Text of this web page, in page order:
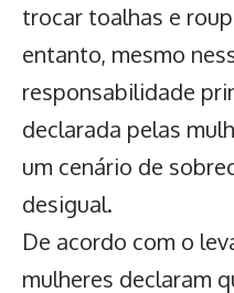
trocar toalhas e
entanto, mesmo
responsabilidade
declarada pelas
um cenário de
desigual.
De acordo com o
mulheres declaram